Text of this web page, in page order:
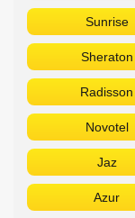
Sunrise
Sheraton
Radisson
Novotel
Jaz
Azur